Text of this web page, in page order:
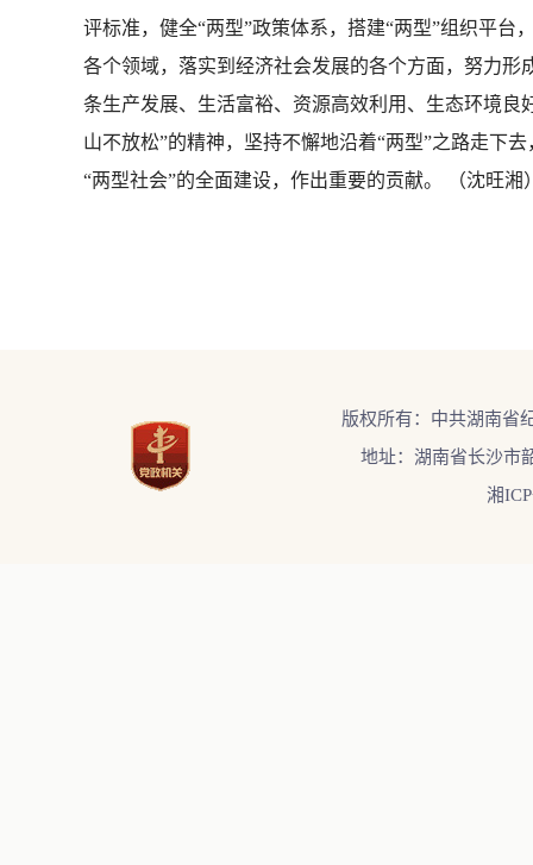
评标准，健全“两型”政策体系，搭建“两型”组织平台
各个领域，落实到经济社会发展的各个方面，努力
条生产发展、生活富裕、资源高效利用、生态环境良
山不放松”的精神，坚持不懈地沿着“两型”之路走下
“两型社会”的全面建设，作出重要的贡献。 （沈旺湘
版权所有：中共湖南省
地址：湖南省长沙市
湘